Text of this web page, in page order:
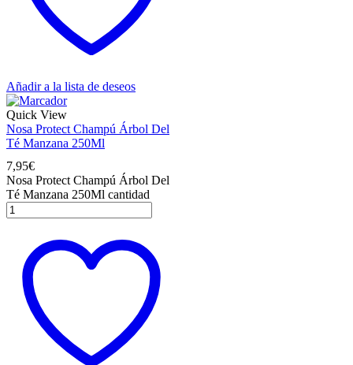
Añadir a la lista de deseos
Quick View
Nosa Protect Champú Árbol Del
Té Manzana 250Ml
7,95€
Nosa Protect Champú Árbol Del
Té Manzana 250Ml cantidad